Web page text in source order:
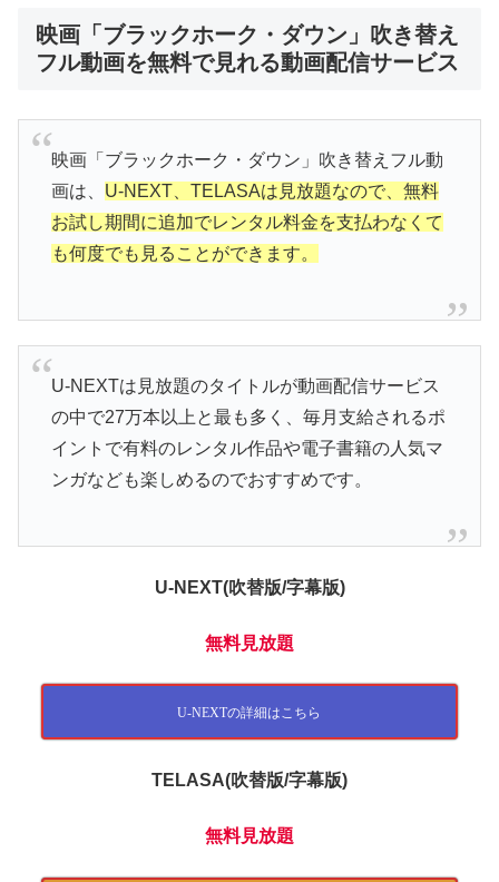
映画「ブラックホーク・ダウン」吹き替え
フル動画を無料で見れる動画配信サービス
映画「ブラックホーク・ダウン」吹き替えフル動
画は、 U-NEXT、TELASAは見放題なので、無料
お試し期間に追加でレンタル料金を支払わなくて
も何度でも見ることができます。
U-NEXTは見放題のタイトルが動画配信サービス
の中で27万本以上と最も多く、毎月支給されるポ
イントで有料のレンタル作品や電子書籍の人気マ
ンガなども楽しめるのでおすすめです。
U-NEXT(吹替版/字幕版)
無料見放題
U-NEXTの詳細はこちら
TELASA(吹替版/字幕版)
無料見放題